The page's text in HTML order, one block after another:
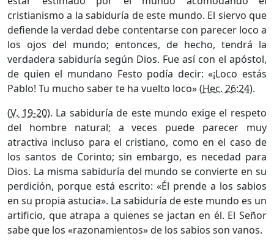
cristianismo a la sabiduría de este mundo. El siervo que
defiende la verdad debe contentarse con parecer loco a
los ojos del mundo; entonces, de hecho, tendrá la
verdadera sabiduría según Dios. Fue así con el apóstol,
de quien el mundano Festo podía decir: «¡Loco estás
Pablo! Tu mucho saber te ha vuelto loco» (Hec. 26:24).
(V. 19-20). La sabiduría de este mundo exige el respeto
del hombre natural; a veces puede parecer muy
atractiva incluso para el cristiano, como en el caso de
los santos de Corinto; sin embargo, es necedad para
Dios. La misma sabiduría del mundo se convierte en su
perdición, porque está escrito: «Él prende a los sabios
en su propia astucia». La sabiduría de este mundo es un
artificio, que atrapa a quienes se jactan en él. El Señor
sabe que los «razonamientos» de los sabios son vanos.